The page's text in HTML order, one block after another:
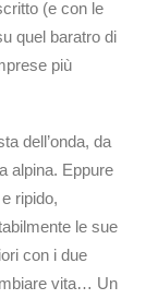
(e con le
quel baratro di
più
dell’onda, da
alpina. Eppure
ripido,
le sue
con i due
vita… Un